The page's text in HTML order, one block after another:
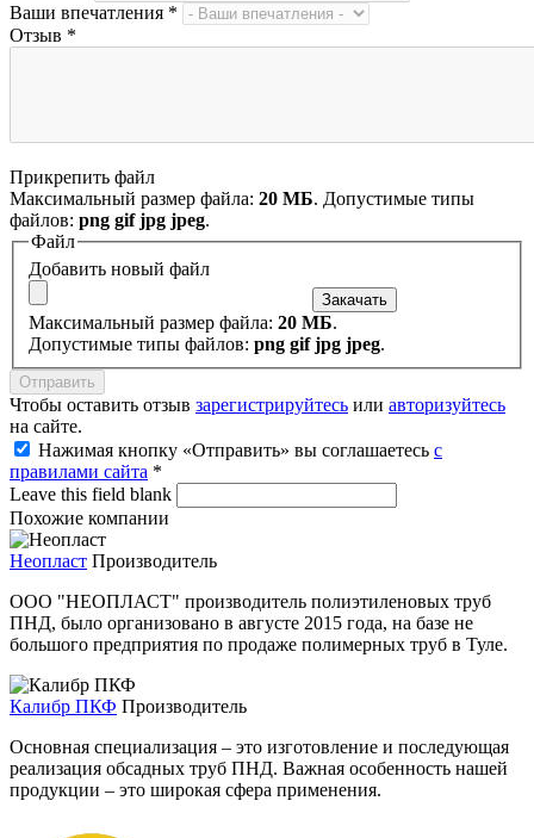
Ваши впечатления *
Отзыв *
Прикрепить файл
Максимальный размер файла: 20 МБ. Допустимые типы
файлов: png gif jpg jpeg.
Файл
Добавить новый файл
Максимальный размер файла: 20 МБ.
Допустимые типы файлов: png gif jpg jpeg.
Чтобы оставить отзыв зарегистрируйтесь или авторизуйтесь
на сайте.
Нажимая кнопку «Отправить» вы соглашаетесь с
правилами сайта *
Leave this field blank
Похожие компании
Неопласт Производитель
ООО "НЕОПЛАСТ" производитель полиэтиленовых труб
ПНД, было организовано в августе 2015 года, на базе не
большого предприятия по продаже полимерных труб в Туле.
Калибр ПКФ Производитель
Основная специализация – это изготовление и последующая
реализация обсадных труб ПНД. Важная особенность нашей
продукции – это широкая сфера применения.